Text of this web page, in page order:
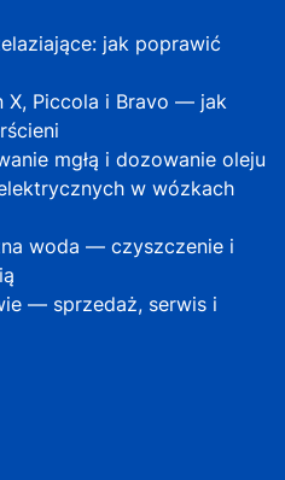
jak poprawić
X, Piccola i Bravo — jak
mgłą i dozowanie oleju
w wózkach
woda — czyszczenie i
— sprzedaż, serwis i